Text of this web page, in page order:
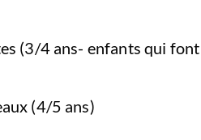
(3/4 ans- enfants qui
(4/5 ans)